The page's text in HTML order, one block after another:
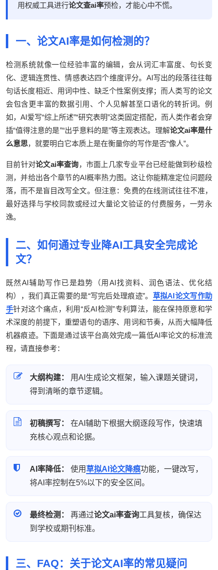
用权威工具进行论文查ai率预检，才能心中不慌。
一、论文AI率是如何检测的？
检测系统就像一位经验丰富的编辑，会从词汇丰富度、句长变
化、逻辑连贯性、情感表达四个维度评分。AI写出的段落往往每
句话长度相近、用词中性、缺乏个性案例支撑；而人类写的论文
会包含更丰富的数据引用、个人见解甚至口语化的转折词。例
如，AI爱写“综上所述”“研究表明”这类固定搭配，而人类作者会穿
插“值得注意的是”“出乎意料的是”等主观表达。理解论文ai率是什
么意思，就要明白它本质上是在衡量你的写作是否“像人”。
目前针对论文ai率查询，市面上几家专业平台已经能做到秒级检
测，并给出各个章节的AI概率热力图。这让你能精准定位问题段
落，而不是盲目改写全文。但注意：免费的在线测试往往不准，
最好选择与学校同款或经过大量论文验证的付费服务，一劳永
逸。
二、如何通过专业降AI工具安全完成论
文？
既然AI辅助写作已是趋势（用AI找资料、润色语法、优化结
构），我们真正需要的是“写完后处理痕迹”。 草拟AI论文写作助
手针对这个痛点，利用“反AI检测”专利算法，能在保持原意和学
术深度的前提下，重塑语句的语序、用词和节奏，从而大幅降低
机器痕迹。下面是通过该平台高效完成一篇低AI率论文的标准流
程，请直接参考：
大纲构建：
用AI生成论文框架，输入课题关键词，
得到清晰的章节逻辑。
初稿撰写：
在AI辅助下根据大纲逐段写作，快速填
充核心观点和论据。
AI率降低： 使用 草拟AI论文降痕功能，一键改写，
将AI率控制在5%以下的安全区间。
最终检测： 再通过论文ai率查询工具复核，确保达
到学校或期刊标准。
三、FAQ：关于论文AI率的常见疑问